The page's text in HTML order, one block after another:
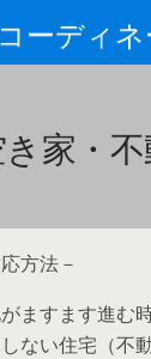
家・
方法－
ますます進む
ない住宅（不動